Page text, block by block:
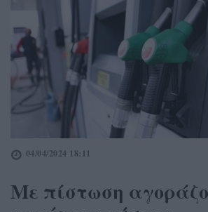
04/04/2024 18:11
Με πίστωση